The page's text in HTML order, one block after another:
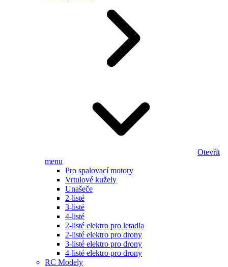
Otevřít
menu
Pro spalovací motory
Vrtulové kužely
Unašeče
2-listé
3-listé
4-listé
2-listé elektro pro letadla
2-listé elektro pro drony
3-listé elektro pro drony
4-listé elektro pro drony
RC Modely